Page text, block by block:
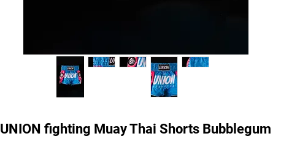
UNION fighting Muay Thai Shorts Bubblegum